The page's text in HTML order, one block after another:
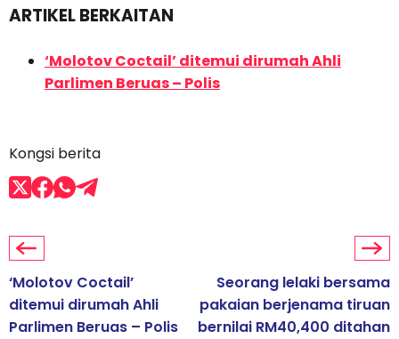
ARTIKEL BERKAITAN
‘Molotov Coctail’ ditemui dirumah Ahli
Parlimen Beruas – Polis
Kongsi berita
‘Molotov Coctail’
ditemui dirumah Ahli
Parlimen Beruas – Polis
Seorang lelaki bersama
pakaian berjenama tiruan
bernilai RM40,400 ditahan